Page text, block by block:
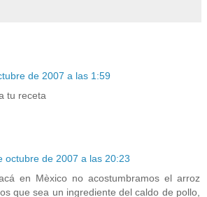
de 2007 a las 1:59
tu receta
octubre de 2007 a las 20:23
en Mèxico no acostumbramos el arroz
que sea un ingrediente del caldo de pollo,